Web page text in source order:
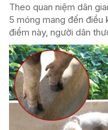
Theo quan niệm dân
5 móng mang đến điều
điểm này, người dân